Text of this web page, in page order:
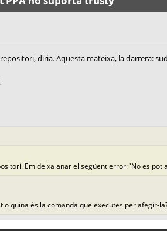
diria. Aquesta mateixa, la darrera:
Em deixa anar el següent error: 'No es
quina és la comanda que executes per afegir-